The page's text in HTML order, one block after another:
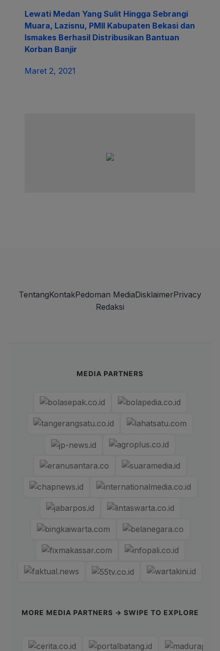
Lewati Medan Yang Sulit Hingga Sebrangi
Muara, Lazisnu, PMII Kabupaten Bekasi dan
Ismakes Berhasil Distribusikan Bantuan
Korban Banjir
Maret 2, 2021
TentangKontakPedoman MediaDisklaimerPrivacy
Redaksi
MEDIA PARTNERS
MORE MEDIA PARTNERS → SWIPE TO EXPLORE